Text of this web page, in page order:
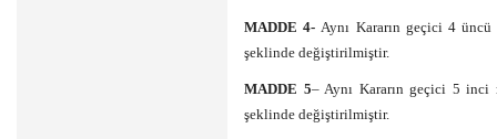
MADDE 4- Aynı Kararın geçici 4
şeklinde değiştirilmiştir.
MADDE 5– Aynı Kararın geçici 5 inci
şeklinde değiştirilmiştir.